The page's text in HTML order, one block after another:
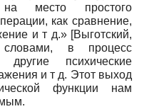
на место простого
как сравнение,
и т д.» [Выготский,
в процесс
другие психические
и т д. Этот выход
функции нам